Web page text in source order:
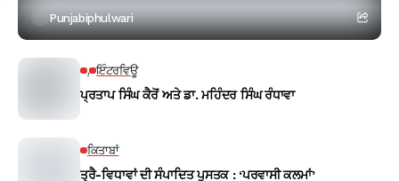
Punjabiphulwari
. ਇੰਟਰਵਿਊ
ਪ੍ਰਤਾਪ ਸਿੰਘ ਕੈਰੋਂ ਅਤੇ ਡਾ. ਮਹਿੰਦਰ ਸਿੰਘ ਰੰਧਾਵਾ
ਕਿਤਾਬਾਂ
ਤ੍ਰੈ-ਵਿਧਾਵਾਂ ਦੀ ਸੰਪਾਦਿਤ ਪੁਸਤਕ : ‘ਪਰਵਾਸੀ ਕਲਮਾਂ’